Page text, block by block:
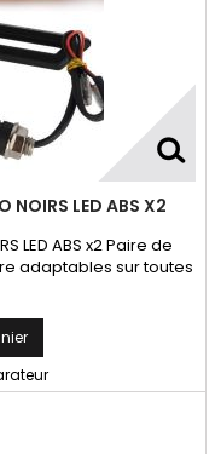
NOIRS LED ABS X2
LED ABS x2 Paire de
adaptables sur toutes